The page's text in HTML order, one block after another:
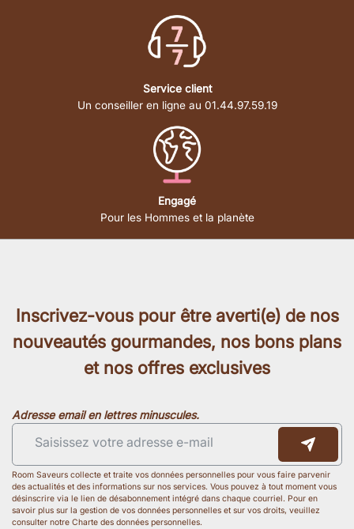
Service client
Un conseiller en ligne au 01.44.97.59.19
Engagé
Pour les Hommes et la planète
Inscrivez-vous pour être averti(e) de nos
nouveautés gourmandes, nos bons plans
et nos offres exclusives
Adresse email en lettres minuscules.
Room Saveurs collecte et traite vos données personnelles pour vous faire parvenir
des actualités et des informations sur nos services. Vous pouvez à tout moment vous
désinscrire via le lien de désabonnement intégré dans chaque courriel. Pour en
savoir plus sur la gestion de vos données personnelles et sur vos droits, veuillez
consulter notre Charte des données personnelles.